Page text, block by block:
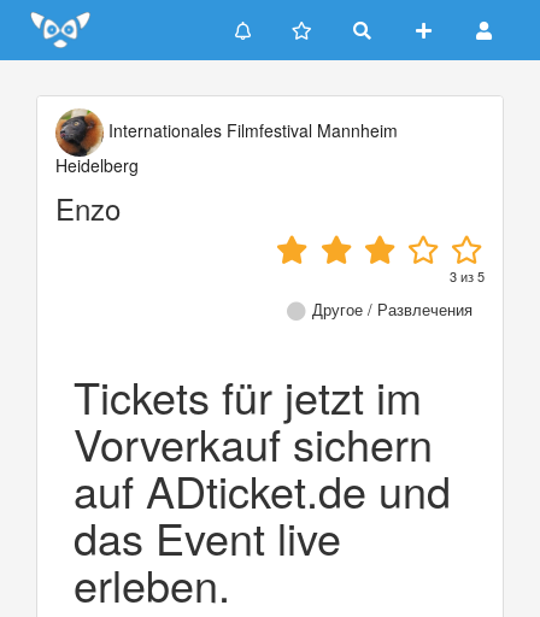
Update cookies preferences
Internationales Filmfestival Mannheim
Heidelberg
Enzo
3из5
Другое / Развлечения
Tickets für jetzt im
Vorverkauf sichern
auf ADticket.de und
das Event live
erleben.